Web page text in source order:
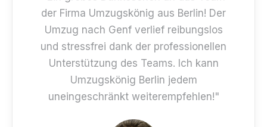
der Firma Umzugskönig aus Berlin! Der
Umzug nach Genf verlief reibungslos
und stressfrei dank der professionellen
Unterstützung des Teams. Ich kann
Umzugskönig Berlin jedem
uneingeschränkt weiterempfehlen!"